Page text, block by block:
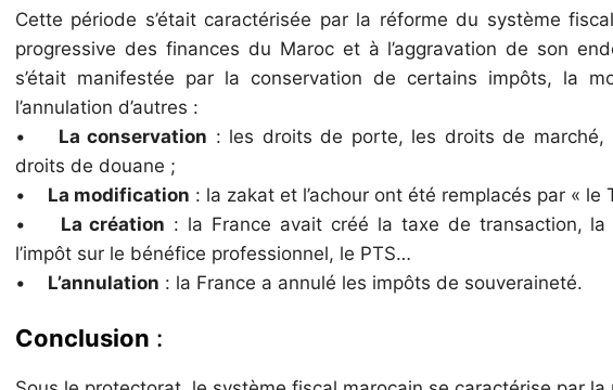
Cette période s’était caractérisée par la réforme du système
progressive des finances du Maroc et à l’aggravation de son
s’était manifestée par la conservation de certains impôts, la
l’annulation d’autres :
• La conservation : les droits de porte, les droits de marché,
droits de douane ;
• La modification : la zakat et l’achour ont été remplacés par « le
• La création : la France avait créé la taxe de transaction,
l’impôt sur le bénéfice professionnel, le PTS…
• L’annulation : la France a annulé les impôts de souveraineté.
Conclusion :